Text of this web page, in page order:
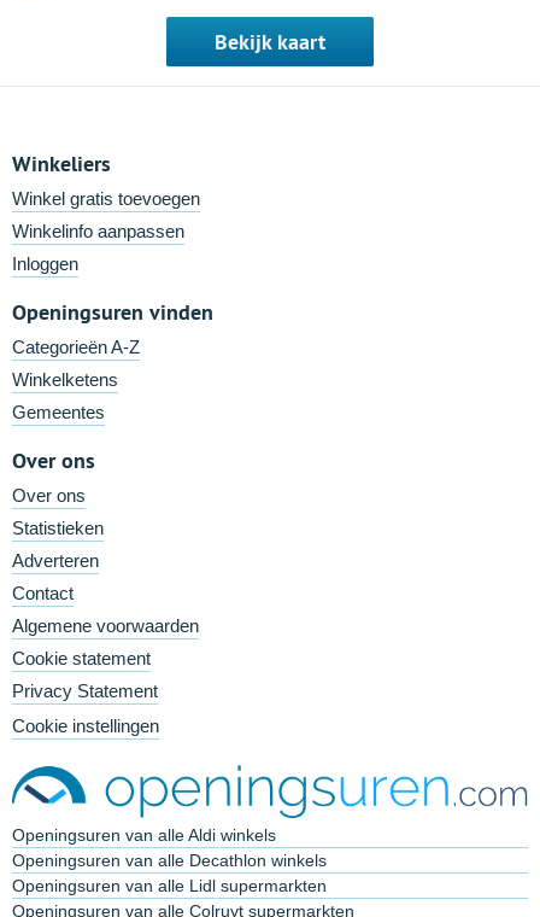
Bekijk kaart
Winkeliers
Winkel gratis toevoegen
Winkelinfo aanpassen
Inloggen
Openingsuren vinden
Categorieën A-Z
Winkelketens
Gemeentes
Over ons
Over ons
Statistieken
Adverteren
Contact
Algemene voorwaarden
Cookie statement
Privacy Statement
Cookie instellingen
Openingsuren van alle Aldi winkels
Openingsuren van alle Decathlon winkels
Openingsuren van alle Lidl supermarkten
Openingsuren van alle Colruyt supermarkten